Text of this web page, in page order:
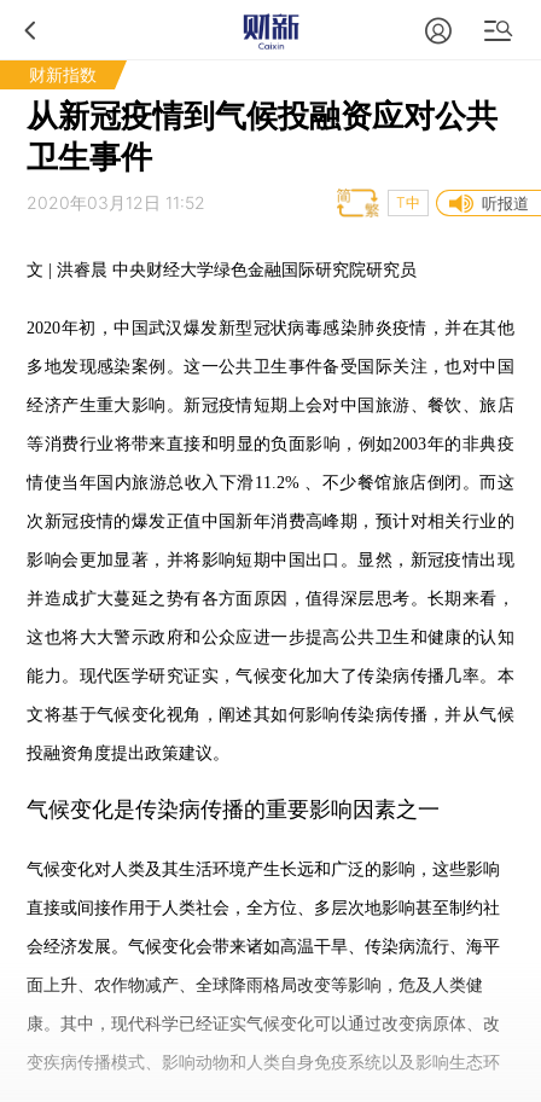
财新指数
从新冠疫情到气候投融资应对公共
卫生事件
2020年03月12日 11:52 听报道
T中
文 | 洪睿晨 中央财经大学绿色金融国际研究院研究员
2020年初，中国武汉爆发新型冠状病毒感染肺炎疫情，并在其他
多地发现感染案例。这一公共卫生事件备受国际关注，也对中国
经济产生重大影响。新冠疫情短期上会对中国旅游、餐饮、旅店
等消费行业将带来直接和明显的负面影响，例如2003年的非典疫
情使当年国内旅游总收入下滑11.2% 、不少餐馆旅店倒闭。而这
次新冠疫情的爆发正值中国新年消费高峰期，预计对相关行业的
影响会更加显著，并将影响短期中国出口。显然，新冠疫情出现
并造成扩大蔓延之势有各方面原因，值得深层思考。长期来看，
这也将大大警示政府和公众应进一步提高公共卫生和健康的认知
能力。现代医学研究证实，气候变化加大了传染病传播几率。本
文将基于气候变化视角，阐述其如何影响传染病传播，并从气候
投融资角度提出政策建议。
气候变化是传染病传播的重要影响因素之一
气候变化对人类及其生活环境产生长远和广泛的影响，这些影响
直接或间接作用于人类社会，全方位、多层次地影响甚至制约社
会经济发展。气候变化会带来诸如高温干旱、传染病流行、海平
面上升、农作物减产、全球降雨格局改变等影响，危及人类健
康。其中，现代科学已经证实气候变化可以通过改变病原体、改
变疾病传播模式、影响动物和人类自身免疫系统以及影响生态环